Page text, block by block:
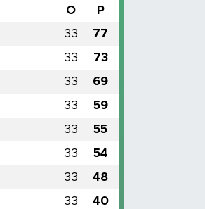
O P
33 77
33 73
33 69
33 59
33 55
33 54
33 48
33 40